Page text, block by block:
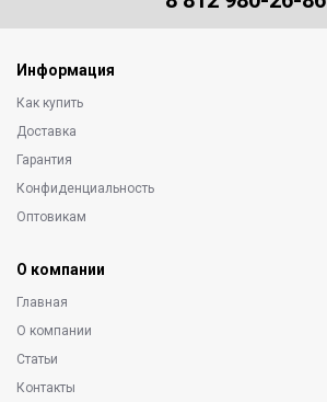
Информация
Как купить
Доставка
Гарантия
Конфиденциальность
Оптовикам
О компании
Главная
О компании
Статьи
Контакты